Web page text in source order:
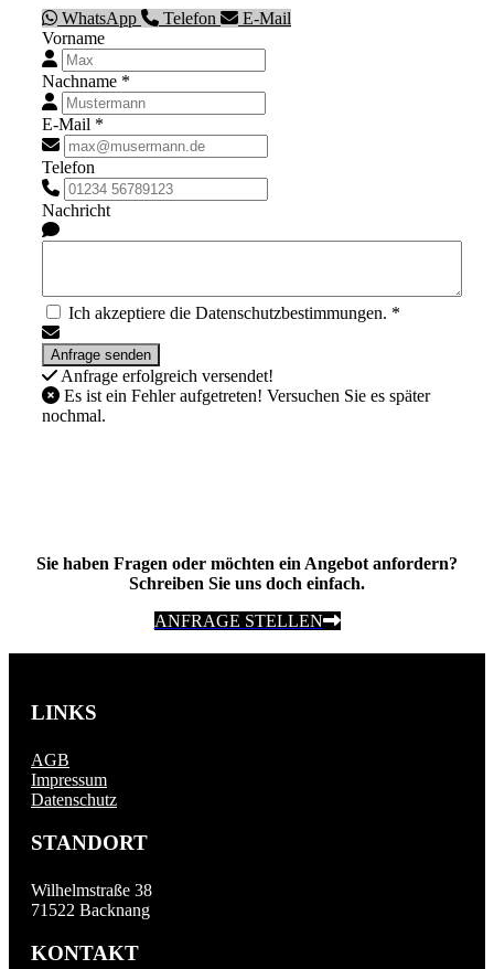
WhatsApp Telefon
E-Mail
Vorname
Nachname *
E-Mail *
Telefon
Nachricht
Ich akzeptiere die Datenschutzbestimmungen. *
Anfrage erfolgreich versendet!
Es ist ein Fehler aufgetreten! Versuchen Sie es später
nochmal.
Sie haben Fragen oder möchten ein Angebot anfordern?
Schreiben Sie uns doch einfach.
ANFRAGE STELLEN
LINKS
AGB
Impressum
Datenschutz
STANDORT
Wilhelmstraße 38
71522 Backnang
KONTAKT